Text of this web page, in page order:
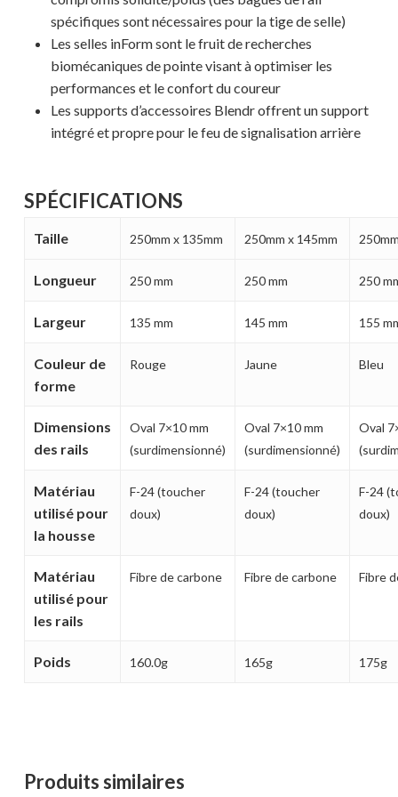
Votre panier est vide.
MAGASINER EN LIGNE
spécifiques sont nécessaires pour la tige de selle)
Les selles inForm sont le fruit de recherches
biomécaniques de pointe visant à optimiser les
performances et le confort du coureur
Les supports d’accessoires Blendr offrent un support
intégré et propre pour le feu de signalisation arrière
SPÉCIFICATIONS
Taille 250mm x 135mm 250mm x 145mm
Longueur 250 mm 250 mm 250
Largeur 135 mm 145 mm 155
Couleur de
forme
Rouge Jaune Bleu
Dimensions
des rails
Oval 7×10 mm
(surdimensionné)
Oval 7×10 mm
(surdimensionné)
Oval
Matériau
utilisé pour
la housse
F-24 (toucher
doux)
F-24 (toucher
doux)
F-24
doux)
Matériau
utilisé pour
les rails
Fibre de carbone Fibre de carbone Fibre
Poids 160.0g 165g 175g
Produits similaires